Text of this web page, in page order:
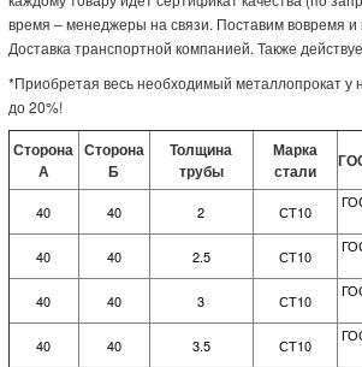
время – менеджеры на связи. Поставим вовремя
Доставка транспортной компанией. Также
*Приобретая весь необходимый металлопрокат у
до 20%!
Сторона
А
Сторона
Б
Толщина
трубы
Марка
стали
40 40 2 СТ10
40 40 2.5 СТ10
40 40 3 СТ10
40 40 3.5 СТ10